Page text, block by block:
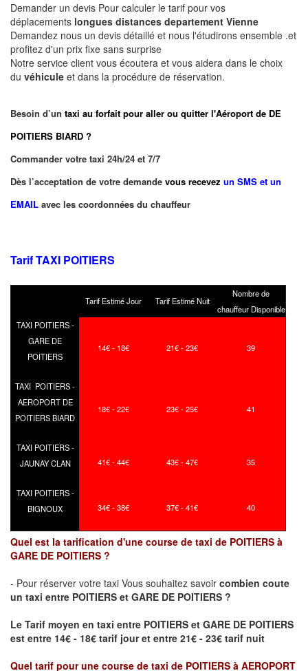
Demander un devis Pour calculer le tarif pour vos
déplacements longues distances departement Vienne
Demandez nous un devis détaillé et nous l'étudirons ensemble .et
profitez d'un prix fixe sans surprise
Notre service client vous écoutera et vous aidera dans le choix
du véhicule et dans la procédure de réservation.
Besoin d’un taxi au forfait pour aller ou quitter l'Aéroport de DE
POITIERS BIARD ?
Commander votre taxi 24h/24 et 7/7
Dès l’acceptation de votre demande vous recevez un SMS et un
EMAIL avec les coordonnées du chauffeur
Tarif TAXI POITIERS
Tarif Estimé Jour Tarif Estimé Nuit
Nombre de
chauffeur Disponible
TAXI POITIERS -
GARE DE
POITIERS
14€ - 18€ 21€ - 23€ 39
TAXI POITIERS -
AEROPORT DE
POITIERS BIARD
18€ - 22€ 23€ - 25€ 41
TAXI POITIERS -
JAUNAY CLAN
41€ - 44€ 43€ - 47€ 35
TAXI POITIERS -
BIGNOUX
34€ - 38€ 37€ - 41€ 40
Quel est la tarification d'une course de taxi de POITIERS à
GARE DE POITIERS ?
- Pour réserver votre taxi Vous souhaitez savoir combien coute
un taxi entre POITIERS et GARE DE POITIERS ?
Le Tarif moyen en taxi entre POITIERS et GARE DE POITIERS
est entre 14€ - 18€ tarif jour et entre 21€ - 23€ tarif nuit
Quel tarif pour une course de taxi de POITIERS à AEROPORT